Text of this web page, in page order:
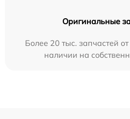
Оригинальные
Более 20 тыс. запчастей
наличии на